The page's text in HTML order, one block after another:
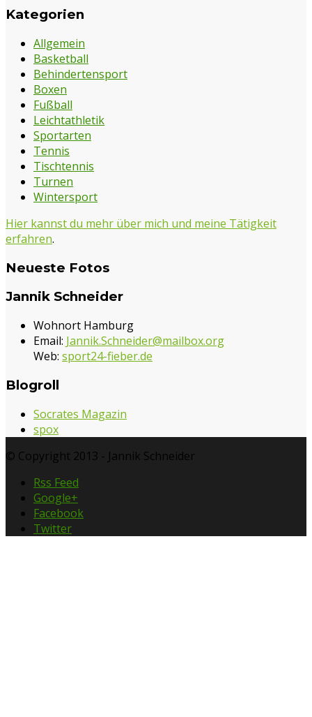
Kategorien
Allgemein
Basketball
Behindertensport
Boxen
Fußball
Leichtathletik
Sportarten
Tennis
Tischtennis
Turnen
Wintersport
Hier kannst du mehr über mich und meine Tätigkeit
erfahren.
Neueste Fotos
Jannik Schneider
Wohnort Hamburg
Email: Jannik.Schneider@mailbox.org
Web: sport24-fieber.de
Blogroll
Socrates Magazin
spox
© Copyright 2013 - Jannik Schneider
Rss Feed
Google+
Facebook
Twitter